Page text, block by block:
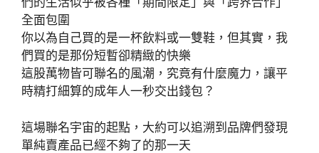
全面包圍
你以為自己買的是一杯飲料或一雙鞋，但其實，我
們買的是那份短暫卻精緻的快樂
這股萬物皆可聯名的風潮，究竟有什麼魔力，讓平
時精打細算的成年人一秒交出錢包？
這場聯名宇宙的起點，大約可以追溯到品牌們發現
單純賣產品已經不夠了的那一天